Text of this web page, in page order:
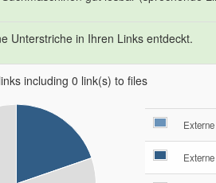
Unterstriche in Ihren Links entdeckt.
including 0 link(s) to files